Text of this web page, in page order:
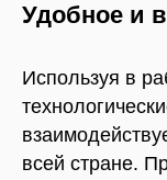
Удобное и
Используя в
всей стране.